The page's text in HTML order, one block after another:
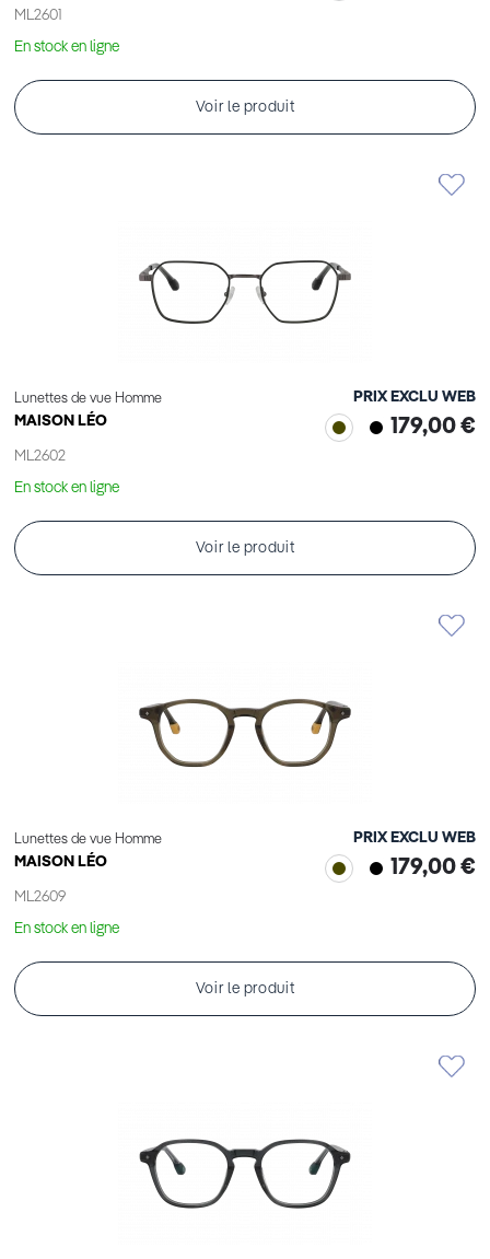
ML2601
En stock en ligne
Voir le produit
Lunettes de vue Homme
MAISON LÉO
ML2602
PRIX EXCLU WEB
179,00 €
En stock en ligne
Voir le produit
Lunettes de vue Homme
MAISON LÉO
ML2609
PRIX EXCLU WEB
179,00 €
En stock en ligne
Voir le produit